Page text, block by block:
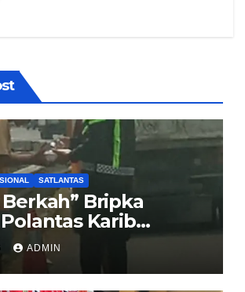
SATLANTAS
Bripka
Karib
Nasi Kotak untuk
yang Mogok di KM
Aren
ADMIN